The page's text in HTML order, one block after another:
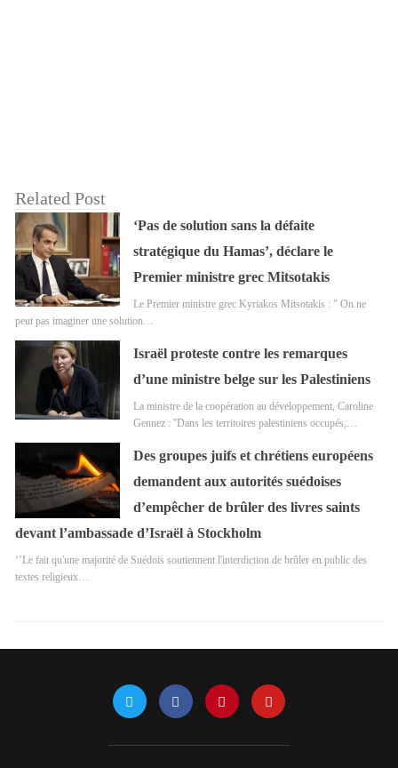
Related Post
‘Pas de solution sans la défaite
stratégique du Hamas’, déclare le
Premier ministre grec Mitsotakis
Le Premier ministre grec Kyriakos Mitsotakis : " On ne
peut pas imaginer une solution…
Israël proteste contre les remarques
d’une ministre belge sur les Palestiniens
La ministre de la coopération au développement, Caroline
Gennez : ''Dans les territoires palestiniens occupés,…
Des groupes juifs et chrétiens européens
demandent aux autorités suédoises
d’empêcher de brûler des livres saints
devant l’ambassade d’Israël à Stockholm
‘’Le fait qu'une majorité de Suédois soutiennent l'interdiction de brûler en public des
textes religieux…